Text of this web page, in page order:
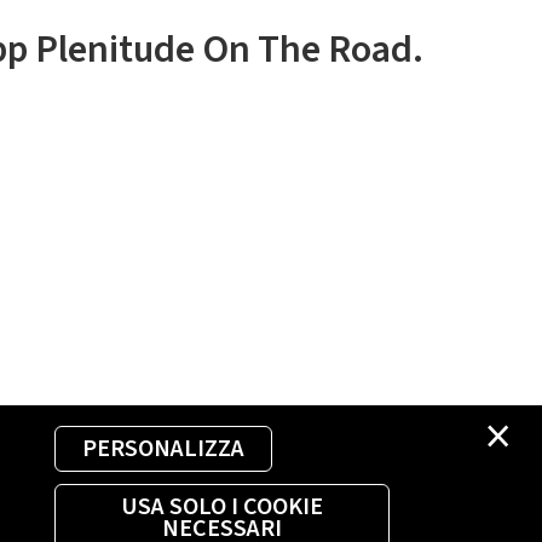
×
PERSONALIZZA
USA SOLO I COOKIE
NECESSARI
Plenitude On The Road.